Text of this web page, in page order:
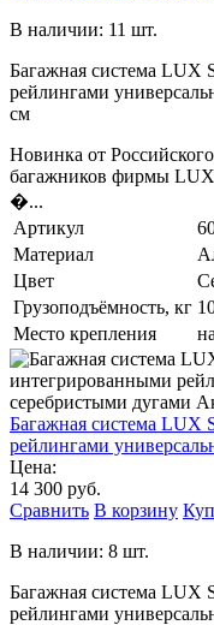
В наличии: 11 шт.
Багажная система LUX
рейлингами
см
Новинка от
багажников фирмы
�...
Артикул
Материал
Цвет
Грузоподъёмность, кг
Место крепления
Багажная система LUX
рейлингами
Цена:
14 300 руб.
Сравнить В корзину
В наличии: 8 шт.
Багажная система LUX
рейлингами